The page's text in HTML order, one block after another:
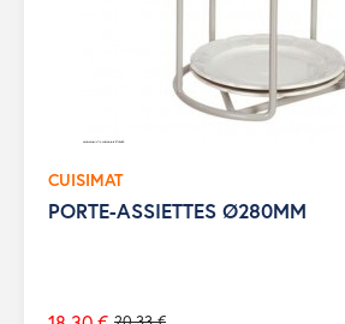
CUISIMAT
PORTE-ASSIETTES Ø280MM